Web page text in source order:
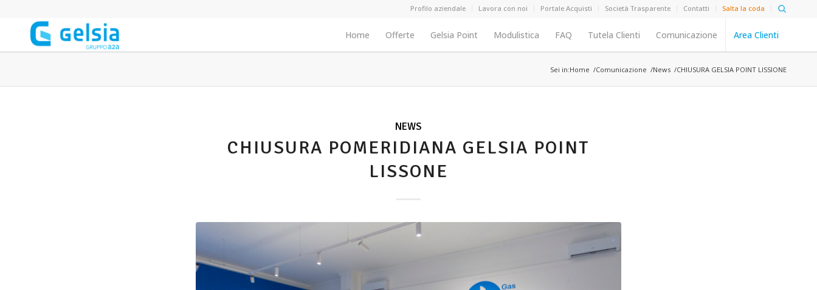
Menu secondario
Profilo aziendale Lavora con noi Portale Acquisti Società Trasparente Contatti Salta la coda
Menu header main
Home Offerte Gelsia Point Modulistica FAQ Tutela Clienti Comunicazione Area Clienti
Sei in:Home Comunicazione News CHIUSURA GELSIA POINT LISSIONE
NEWS
CHIUSURA POMERIDIANA GELSIA POINT
LISSONE
Immagine